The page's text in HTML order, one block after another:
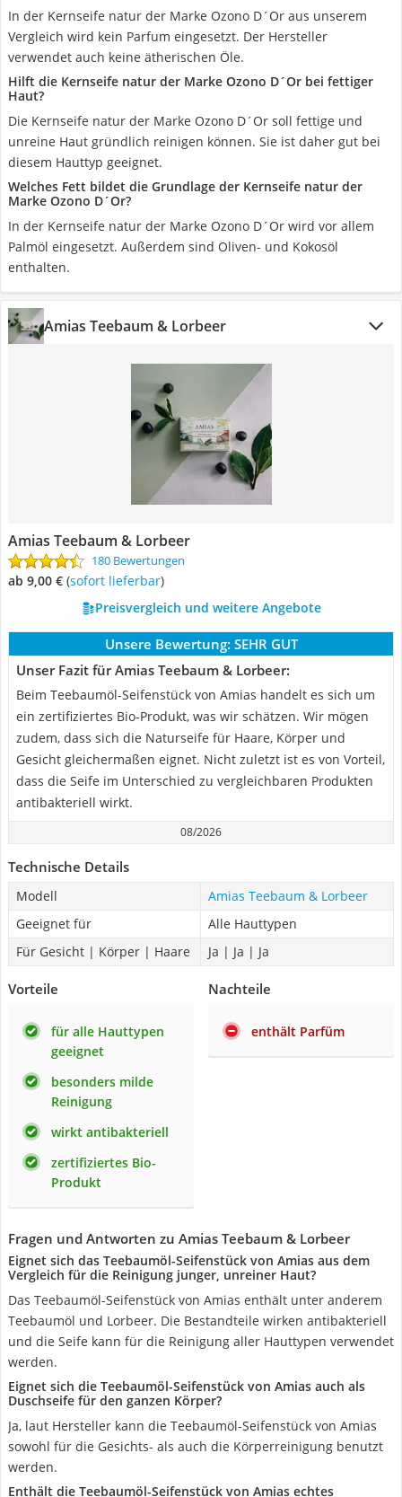
In der Kernseife natur der Marke Ozono D´Or aus unserem
Vergleich wird kein Parfum eingesetzt. Der Hersteller
verwendet auch keine ätherischen Öle.
Hilft die Kernseife natur der Marke Ozono D´Or bei fettiger
Haut?
Die Kernseife natur der Marke Ozono D´Or soll fettige und
unreine Haut gründlich reinigen können. Sie ist daher gut bei
diesem Hauttyp geeignet.
Welches Fett bildet die Grundlage der Kernseife natur der
Marke Ozono D´Or?
In der Kernseife natur der Marke Ozono D´Or wird vor allem
Palmöl eingesetzt. Außerdem sind Oliven- und Kokosöl
enthalten.
Amias Teebaum & Lorbeer
Amias Teebaum & Lorbeer
180 Bewertungen
ab 9,00 € ( Sofort lieferbar)
Preisvergleich und weitere Angebote
Unsere Bewertung: SEHR GUT
Unser Fazit für Amias Teebaum & Lorbeer:
Beim Teebaumöl-Seifenstück von Amias handelt es sich um
ein zertifiziertes Bio-Produkt, was wir schätzen. Wir mögen
zudem, dass sich die Naturseife für Haare, Körper und
Gesicht gleichermaßen eignet. Nicht zuletzt ist es von Vorteil,
dass die Seife im Unterschied zu vergleichbaren Produkten
antibakteriell wirkt.
08/2026
Technische Details
Modell
Amias Teebaum & Lorbeer
Geeignet für
Alle Hauttypen
Für Gesicht | Körper | Haare
Ja | Ja | Ja
Vorteile
für alle Hauttypen
geeignet
besonders milde
Reinigung
wirkt antibakteriell
zertifiziertes Bio-
Produkt
Nachteile
enthält Parfüm
Fragen und Antworten zu Amias Teebaum & Lorbeer
Eignet sich das Teebaumöl-Seifenstück von Amias aus dem
Vergleich für die Reinigung junger, unreiner Haut?
Das Teebaumöl-Seifenstück von Amias enthält unter anderem
Teebaumöl und Lorbeer. Die Bestandteile wirken antibakteriell
und die Seife kann für die Reinigung aller Hauttypen verwendet
werden.
Eignet sich die Teebaumöl-Seifenstück von Amias auch als
Duschseife für den ganzen Körper?
Ja, laut Hersteller kann die Teebaumöl-Seifenstück von Amias
sowohl für die Gesichts- als auch die Körperreinigung benutzt
werden.
Enthält die Teebaumöl-Seifenstück von Amias echtes